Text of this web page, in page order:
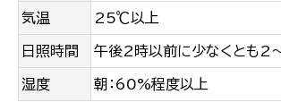
気温 25℃以上
日照時間 午後2時以前に少なくとも2
湿度 朝：60%程度以上